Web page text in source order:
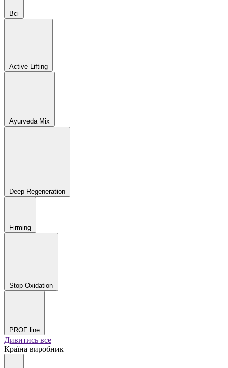
Всі
Active Lifting
Ayurveda Mix
Deep Regeneration
Firming
Stop Oxidation
PROF line
Дивитись все
Країна виробник